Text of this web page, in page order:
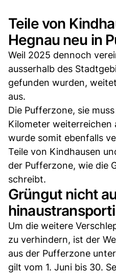
Teile von
Hegnau neu in
Weil 2025 dennoch
ausserhalb des
gefunden wurden,
aus.
Die Pufferzone, sie
Kilometer weiterreichen
wurde somit ebenfalls
Teile von Kindhausen
der Pufferzone, wie die
schreibt.
Grüngut nicht
Um die weitere
zu verhindern, ist der
aus der Pufferzone
gilt vom 1. Juni bis 30.